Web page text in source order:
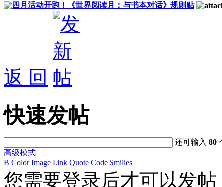
四月活动开跑！《世界阅读月：与书本对话》规则贴
返 回
快速发帖
还可输入80
高级模式
B Color Image Link Quote Code Smilies
您需要登录后才可以发帖